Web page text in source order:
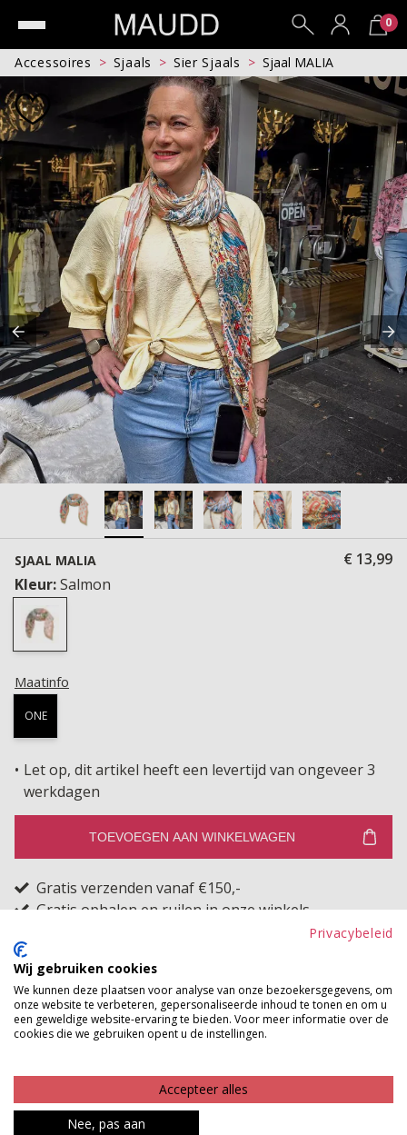
0
Accessoires Sjaals Sier Sjaals Sjaal MALIA
SJAAL MALIA
€ 13,99
Kleur:Salmon
Maatinfo
ONE
Let op, dit artikel heeft een levertijd van ongeveer 3
werkdagen
TOEVOEGEN AAN WINKELWAGEN
Gratis verzenden vanaf €150,-
Gratis ophalen en ruilen in onze winkels
Deze mooie sjaal van een zachte viscose mix heeft een
subtiel crinkle effect, wat zorgt voor een speelse en
soepel en voelt comfortabel aan, waardoor je hem op
verschillende manieren kunt dragen. Perfect om je
outfit op te fleuren, over je jas te dragen of zelfs als
Privacybeleid
Wij gebruiken cookies
We kunnen deze plaatsen voor analyse van onze bezoekersgegevens, om
onze website te verbeteren, gepersonaliseerde inhoud te tonen en om u
een geweldige website-ervaring te bieden. Voor meer informatie over de
cookies die we gebruiken opent u de instellingen.
Accepteer alles
Nee, pas aan